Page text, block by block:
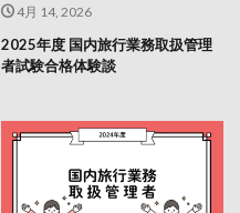
4月 14, 2026
2025年度 国内旅行業務取扱管理
者試験合格体験談